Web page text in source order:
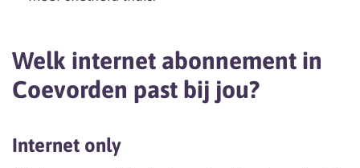
Welk internet abonnement in
Coevorden past bij jou?
Internet only